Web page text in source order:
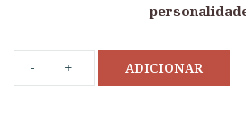
ADICIONAR